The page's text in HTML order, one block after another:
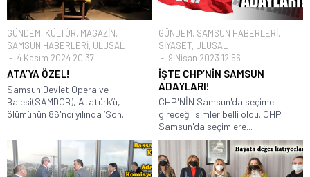
GÜNDEM, KÜLTÜR, MAGAZİN,
SAMSUN HABERLERİ, ULUSAL
4 Kasım 2024 20:37
ATA’YA ÖZEL!
Samsun Devlet Opera ve
Balesi(SAMDOB), Atatürk’ü,
ölümünün 86'ncı yılında ‘Son...
GÜNDEM, SAMSUN HABERLERİ,
SİYASET, ULUSAL
9 Nisan 2023 12:56
İŞTE CHP’NİN SAMSUN
ADAYLARI!
CHP'NİN Samsun'da seçime
gireceği isimler belli oldu. CHP
Samsun'da seçimlere...